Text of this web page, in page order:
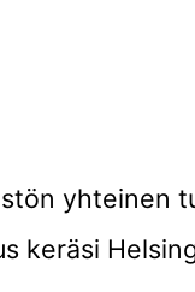
yhteinen
keräsi